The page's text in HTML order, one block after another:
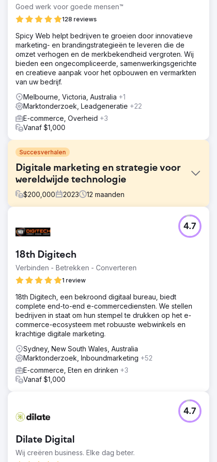
Goed werk voor goede mensen™
128 reviews
Spicy Web helpt bedrijven te groeien door innovatieve
marketing- en brandingstrategieën te leveren die de
omzet verhogen en de merkbekendheid vergroten. Wij
bieden een ongecompliceerde, samenwerkingsgerichte
en creatieve aanpak voor het opbouwen en vermarkten
van uw bedrijf.
Melbourne, Victoria, Australia +1
Marktonderzoek, Leadgeneratie +22
E-commerce, Overheid +3
Vanaf $1,000
Succesverhalen
Digitale marketing en strategie voor
wereldwijde technologie
$200,000 2023 12 maanden
De klant was niet tevreden met ons vorige digitale
marketingbureau omdat ze ons geen advies gaven over
nodig met digitale marketing.
Oplossing
Human Digital helpt ons met digitale en social media
campagne-optimalisatie, kernboodschappen en
marktpositionering. Human Digital heeft onze campagnes
geïntegreerd in een Google-dashboard, waarmee kliks,
impressies en klikfrequenties worden geïdentificeerd.
De digitale marketingactiviteiten van Human Digital
hebben vorig jaar een ROI van 200% behaald. Ze
hebben ons met name geholpen een deal van $ 1 miljoen
te sluiten met een benzinebedrijf. Hun inspanningen
18th Digitech
Verbinden - Betrekken - Converteren
1 review
4.7
18th Digitech, een bekroond digitaal bureau, biedt
complete end-to-end e-commercediensten. We stellen
bedrijven in staat om hun stempel te drukken op het e-
commerce-ecosysteem met robuuste webwinkels en
krachtige digitale marketing.
Sydney, New South Wales, Australia
Marktonderzoek, Inboundmarketing +52
E-commerce, Eten en drinken +3
Vanaf $1,000
Dilate Digital
Wij creëren business. Elke dag beter.
4.7